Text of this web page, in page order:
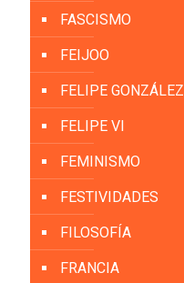
FASCISMO
FEIJOO
FELIPE GONZÁLEZ
FELIPE VI
FEMINISMO
FESTIVIDADES
FILOSOFÍA
FRANCIA